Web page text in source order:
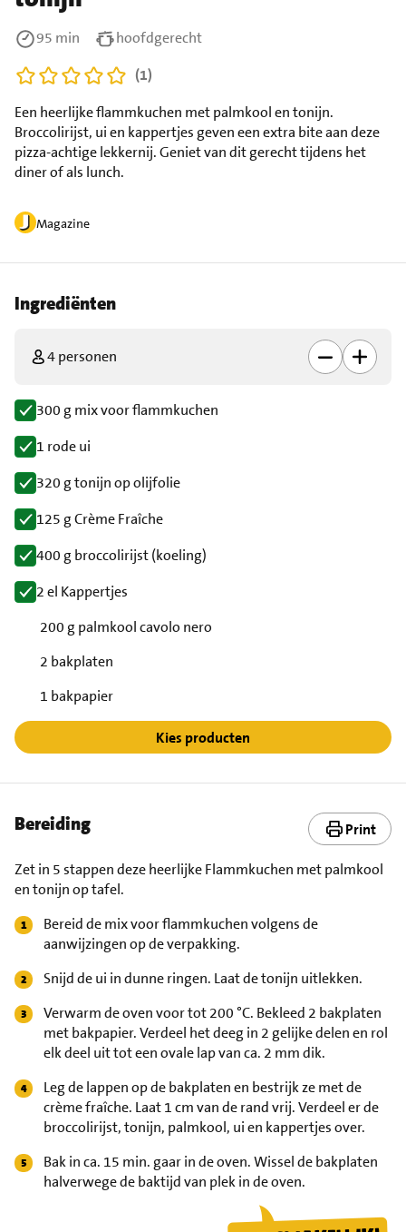
Magazine
Een heerlijke flammkuchen met palmkool en tonijn.
Broccolirijst, ui en kappertjes geven een extra bite aan deze
pizza-achtige lekkernij. Geniet van dit gerecht tijdens het
diner of als lunch.
95 min
hoofdgerecht
(1)
Ingrediënten
4 personen
300 g mix voor flammkuchen
1 rode ui
320 g tonijn op olijfolie
125 g Crème Fraîche
400 g broccolirijst (koeling)
2 el Kappertjes
200 g palmkool cavolo nero
2 bakplaten
1 bakpapier
Kies producten
Bereiding Print
Zet in 5 stappen deze heerlijke Flammkuchen met palmkool
en tonijn op tafel.
Bereid de mix voor flammkuchen volgens de
aanwijzingen op de verpakking.
Snijd de ui in dunne ringen. Laat de tonijn uitlekken.
Verwarm de oven voor tot 200 °C. Bekleed 2 bakplaten
met bakpapier. Verdeel het deeg in 2 gelijke delen en rol
elk deel uit tot een ovale lap van ca. 2 mm dik.
Leg de lappen op de bakplaten en bestrijk ze met de
crème fraîche. Laat 1 cm van de rand vrij. Verdeel er de
broccolirijst, tonijn, palmkool, ui en kappertjes over.
Bak in ca. 15 min. gaar in de oven. Wissel de bakplaten
halverwege de baktijd van plek in de oven.